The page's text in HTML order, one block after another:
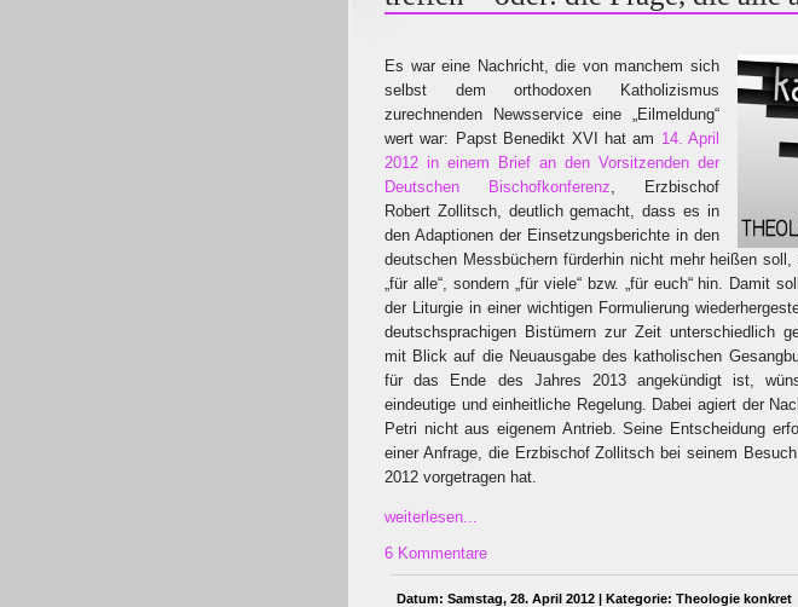
Es war eine Nachricht, die von manchem sich
selbst dem orthodoxen Katholizismus
zurechnenden Newsservice eine „Eilmeldung“
wert war: Papst Benedikt XVI hat am 14. April
2012 in einem Brief an den Vorsitzenden der
Deutschen Bischofkonferenz, Erzbischof
Robert Zollitsch, deutlich gemacht, dass es in
den Adaptionen der Einsetzungsberichte in den
deutschen Messbüchern fürderhin nicht mehr heißen
„für alle“, sondern „für viele“ bzw. „für euch“ hin. Damit
der Liturgie in einer wichtigen Formulierung
deutschsprachigen Bistümern zur Zeit unterschiedlich
mit Blick auf die Neuausgabe des katholischen
für das Ende des Jahres 2013 angekündigt ist,
eindeutige und einheitliche Regelung. Dabei agiert der
Petri nicht aus eigenem Antrieb. Seine Entscheidung
einer Anfrage, die Erzbischof Zollitsch bei seinem
2012 vorgetragen hat.
weiterlesen...
6 Kommentare
Datum: Samstag, 28. April 2012 | Kategorie: Theologie konkret